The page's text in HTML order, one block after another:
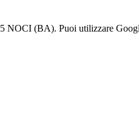
(BA). Puoi utilizzare